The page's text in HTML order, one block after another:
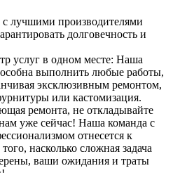
с лучшими производителями
долговечность и
услуг в одном месте: Наша
выполнить любые работы,
эксклюзивным ремонтом,
или кастомизация.
ремонта, не откладывайте
уже сейчас! Наша команда с
отнесется к
насколько сложная задача
ваши ожидания и траты